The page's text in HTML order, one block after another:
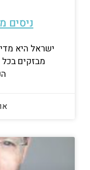
ניסים
ישראל היא
מבזקים